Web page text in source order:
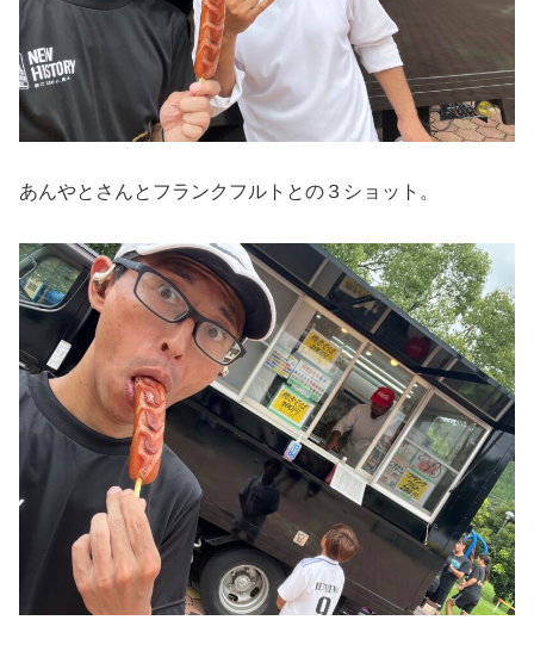
あんやとさんとフランクフルトとの３ショット。